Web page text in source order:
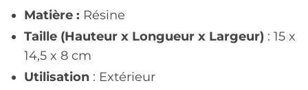
Matière : Résine
Taille (Hauteur x Longueur x Largeur) : 15 x
14,5 x 8 cm
Utilisation : Extérieur